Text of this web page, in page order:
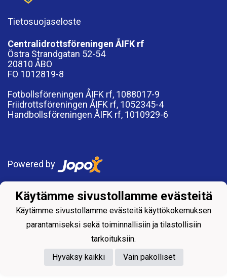
Tietosuojaseloste
Centralidrottsföreningen ÅIFK rf
Östra Strandgatan 52-54
20810 ÅBO
FO 1012819-8
Fotbollsföreningen ÅIFK rf, 1088017-9
Friidrottsföreningen ÅIFK rf, 1052345-4
Handbollsföreningen ÅIFK rf, 1010929-6
Powered by
Käytämme sivustollamme evästeitä
Käytämme sivustollamme evästeitä käyttökokemuksen
parantamiseksi sekä toiminnallisiin ja tilastollisiin
tarkoituksiin.
Hyväksy kaikki
Vain pakolliset